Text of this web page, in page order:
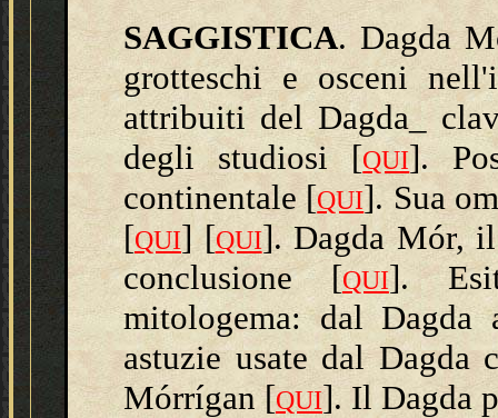
SAGGISTICA. Dagda
grotteschi e osceni
attribuiti del Dagda_
degli studiosi [QUI].
continentale [QUI]. Sua
[QUI] [QUI].Dagda Mór,
conclusione[QUI].
mitologema: dal Dagda
astuzie usate dal Dagda
Mórrígan[QUI]. Il Dagda